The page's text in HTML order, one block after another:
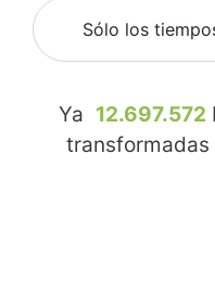
Sólo los
Ya 12.697.572
transformadas